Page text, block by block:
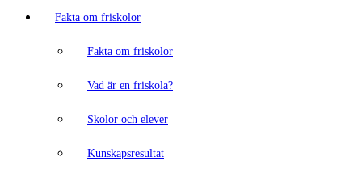
Fakta om friskolor
Fakta om friskolor
Vad är en friskola?
Skolor och elever
Kunskapsresultat